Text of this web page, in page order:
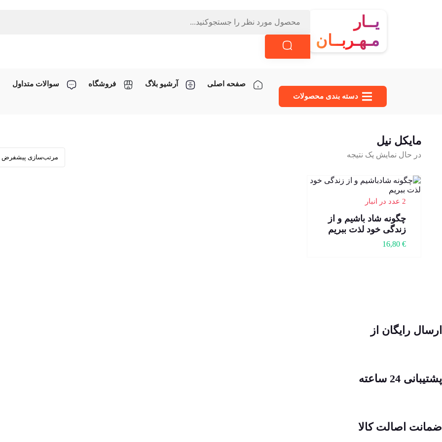
یــار
مـهـربــان
دسته‌ بندی محصولات
صفحه اصلی آرشیو بلاگ فروشگاه سوالات متداول
مایکل نیل
در حال نمایش یک نتیجه
2 عدد در انبار
چگونه شاد باشیم و از
زندگی خود لذت ببریم
16,80 €
ارسال رایگان از
پشتیبانی 24 ساعته
ضمانت اصالت کالا